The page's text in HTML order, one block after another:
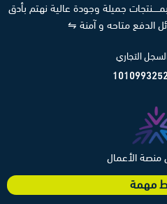
مهمة
جميلة وجودة عالية نهتم بأدق
الدفع متاحه و آمنة ⇋
التجاري
1010993252
الأعمال